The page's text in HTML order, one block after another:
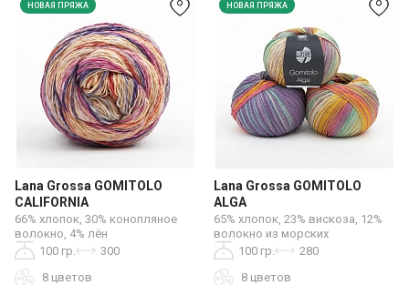
НОВАЯ ПРЯЖА
Lana Grossa GOMITOLO
CALIFORNIA
66% хлопок, 30% конопляное
волокно, 4% лён
100 гр.
300
8 цветов
НОВАЯ ПРЯЖА
Lana Grossa GOMITOLO
ALGA
65% хлопок, 23% вискоза, 12%
волокно из морских
водорослей
100 гр.
280
8 цветов